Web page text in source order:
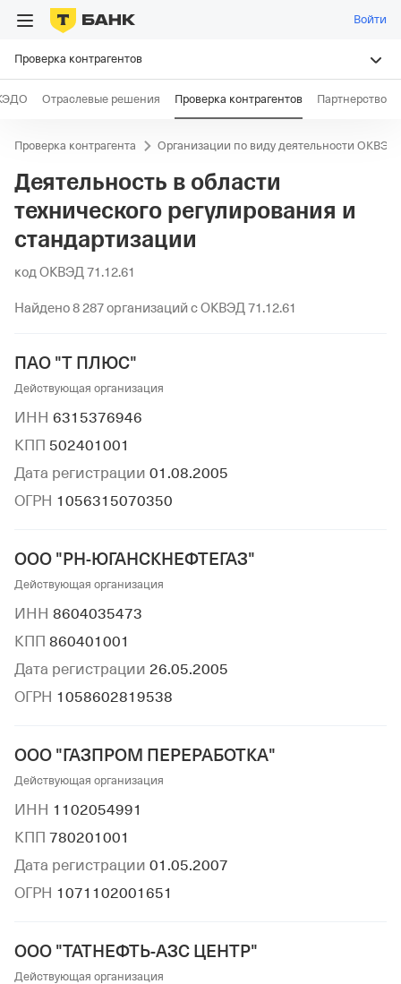
Войти
Проверка контрагентов
Отраслевые решения Проверка контрагентов Партнерство
Проверка контрагента Организации по виду деятельности ОКВЭД
Деятельность в области
технического регулирования и
стандартизации
код ОКВЭД 71.12.61
Найдено 8 287 организаций с ОКВЭД 71.12.61
ПАО "Т ПЛЮС"
Действующая организация
ИНН 6315376946
КПП 502401001
Дата регистрации 01.08.2005
ОГРН 1056315070350
ООО "РН-ЮГАНСКНЕФТЕГАЗ"
Действующая организация
ИНН 8604035473
КПП 860401001
Дата регистрации 26.05.2005
ОГРН 1058602819538
ООО "ГАЗПРОМ ПЕРЕРАБОТКА"
Действующая организация
ИНН 1102054991
КПП 780201001
Дата регистрации 01.05.2007
ОГРН 1071102001651
ООО "ТАТНЕФТЬ-АЗС ЦЕНТР"
Действующая организация